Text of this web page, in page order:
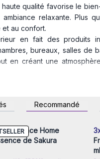
qualité favorise le
relaxante. Plus
et au confort.
en fait des produits
bureaux, salles de
en créant une
des distributeurs de
ou votre site e-
avec sophistication et
Recommandé
vous ou inscrivez-
accéder aux prix de
gros
Home
de Sakura
ml